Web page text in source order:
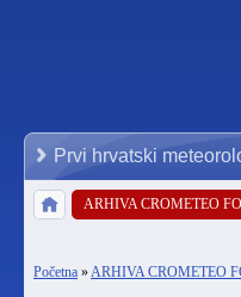
Prvi hrvatski
ARHIVA CROMETEO
Početna »ARHIVA CROMETEO